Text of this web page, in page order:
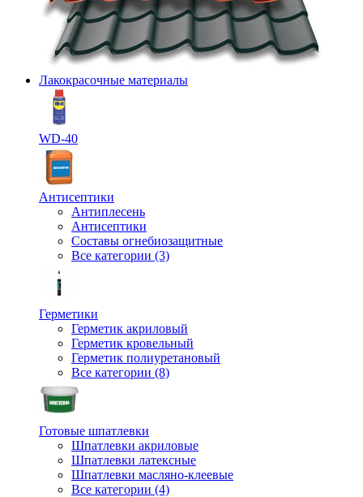
Лакокрасочные материалы
WD-40
Антисептики
Антиплесень
Антисептики
Составы огнебиозащитные
Все категории (3)
Герметики
Герметик акриловый
Герметик кровельный
Герметик полиуретановый
Все категории (8)
Готовые шпатлевки
Шпатлевки акриловые
Шпатлевки латексные
Шпатлевки масляно-клеевые
Все категории (4)